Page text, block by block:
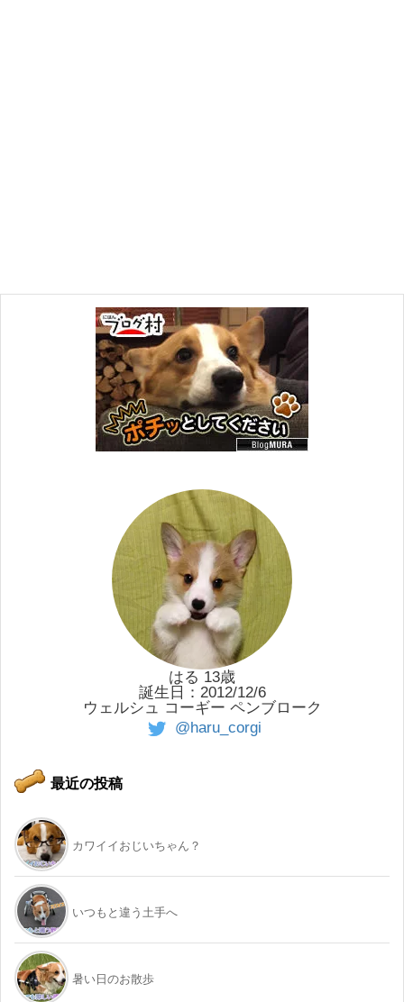
はる 13歳
誕生日：2012/12/6
ウェルシュ コーギー ペンブローク
@haru_corgi
最近の投稿
カワイイおじいちゃん？
いつもと違う土手へ
暑い日のお散歩